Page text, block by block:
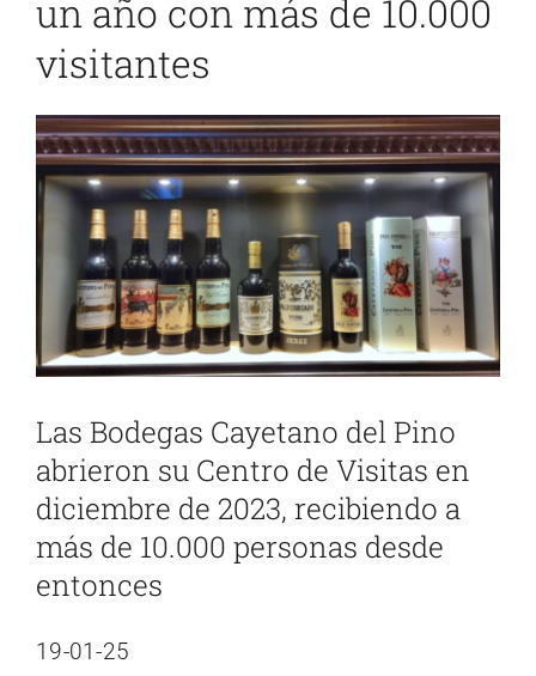
un año con más de 10.000
visitantes
Ver
imagen
más
grande
Las Bodegas Cayetano del Pino
abrieron su Centro de Visitas en
diciembre de 2023, recibiendo a
más de 10.000 personas desde
entonces
19-01-25